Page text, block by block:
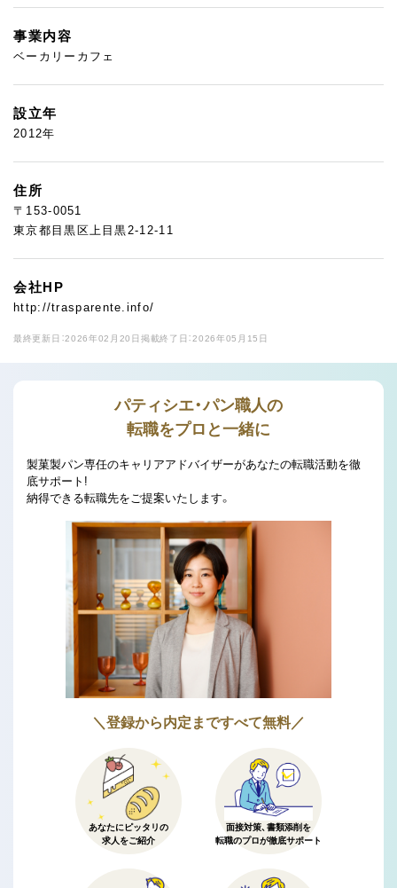
事業内容
ベーカリーカフェ
設立年
2012年
住所
〒153-0051
東京都目黒区上目黒2-12-11
会社HP
http://trasparente.info/
最終更新日：2026年02月20日 掲載終了日：2026年05月15日
パティシエ・パン職人の
転職をプロと一緒に
製菓製パン専任のキャリアアドバイザーがあなたの転職活動を徹
底サポート!
納得できる転職先をご提案いたします。
＼登録から内定まですべて無料／
あなたにピッタリの
求人をご紹介
面接対策、書類添削を
転職のプロが徹底サポート